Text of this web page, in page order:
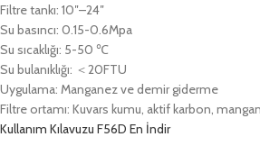
Filtre tankı: 10″–24″
Su basıncı: 0.15-0.6Mpa
Su sıcaklığı: 5-50 ℃
Su bulanıklığı: ＜20FTU
Uygulama: Manganez ve demir giderme
Filtre ortamı: Kuvars kumu, aktif karbon,
Kullanım Kılavuzu F56D En İndir